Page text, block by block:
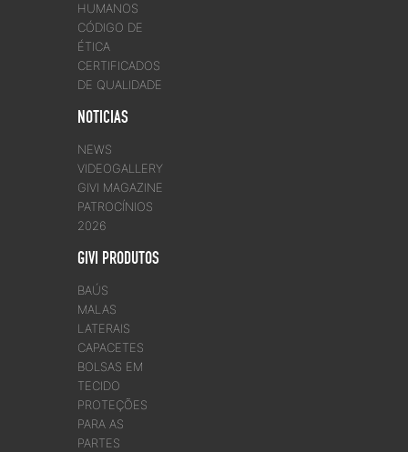
HUMANOS
CÓDIGO DE
ÉTICA
CERTIFICADOS
DE QUALIDADE
NOTICIAS
NEWS
VIDEOGALLERY
GIVI MAGAZINE
PATROCÍNIOS
2026
GIVI PRODUTOS
BAÚS
MALAS
LATERAIS
CAPACETES
BOLSAS EM
TECIDO
PROTEÇÕES
PARA AS
PARTES